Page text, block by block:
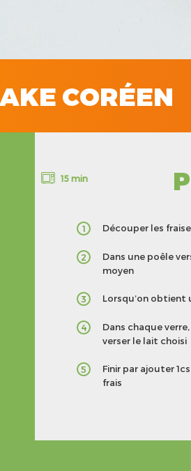
CORÉEN
15 min
1 Découper les
2
Dans une poêle
moyen
3 Lorsqu’on obtient
4
Dans chaque
verser le lait choisi
5
Finir par ajouter
frais